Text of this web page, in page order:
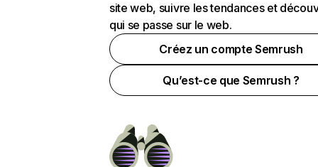
site web, suivre les tendances et
qui se passe sur le web.
Créez un compte Semrush
Qu’est-ce que Semrush ?